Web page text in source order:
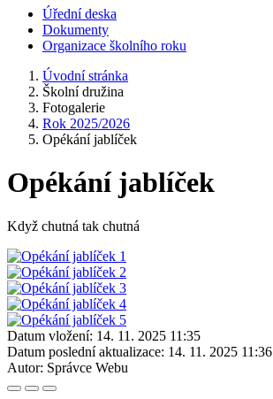
Úřední deska
Dokumenty
Organizace školního roku
Úvodní stránka
Školní družina
Fotogalerie
Rok 2025/2026
Opékání jablíček
Opékání jablíček
Když chutná tak chutná
Datum vložení: 14. 11. 2025 11:35
Datum poslední aktualizace: 14. 11. 2025 11:36
Autor: Správce Webu